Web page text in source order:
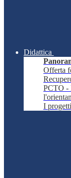
Didattica
Offerta
PCTO -
I